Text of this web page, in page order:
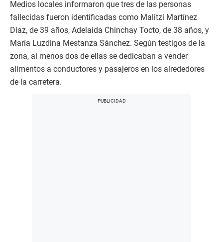
Medios locales informaron que tres de las personas
fallecidas fueron identificadas como Malitzi Martínez
Díaz, de 39 años, Adelaida Chinchay Tocto, de 38 años, y
María Luzdina Mestanza Sánchez. Según testigos de la
zona, al menos dos de ellas se dedicaban a vender
alimentos a conductores y pasajeros en los alrededores
de la carretera.